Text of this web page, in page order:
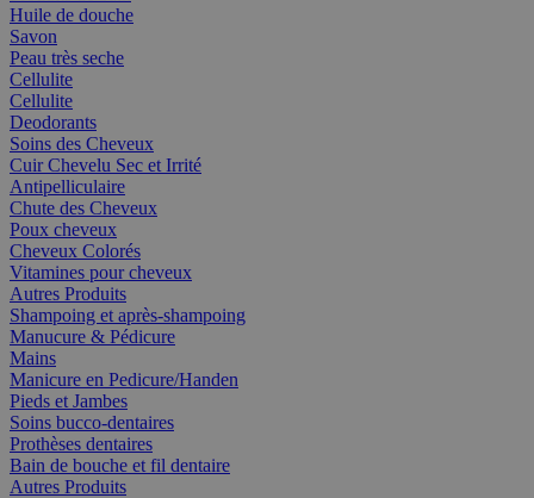
Huile de douche
Savon
Peau très seche
Cellulite
Cellulite
Deodorants
Soins des Cheveux
Cuir Chevelu Sec et Irrité
Antipelliculaire
Chute des Cheveux
Poux cheveux
Cheveux Colorés
Vitamines pour cheveux
Autres Produits
Shampoing et après-shampoing
Manucure & Pédicure
Mains
Manicure en Pedicure/Handen
Pieds et Jambes
Soins bucco-dentaires
Prothèses dentaires
Bain de bouche et fil dentaire
Autres Produits